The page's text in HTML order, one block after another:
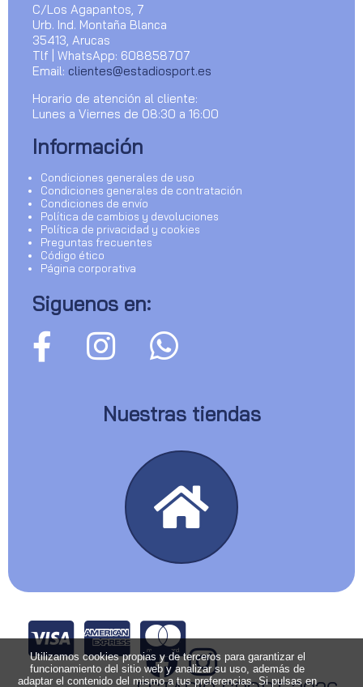
C/Los Agapantos, 7
Urb. Ind. Montaña Blanca
35413, Arucas
Tlf | WhatsApp: 608858707
Email: clientes@estadiosport.es
Horario de atención al cliente:
Lunes a Viernes de 08:30 a 16:00
Información
Condiciones generales de uso
Condiciones generales de contratación
Condiciones de envío
Política de cambios y devoluciones
Política de privacidad y cookies
Preguntas frecuentes
Código ético
Página corporativa
Siguenos en:
Nuestras tiendas
Utilizamos cookies propias y de terceros para garantizar el
funcionamiento del sitio web y analizar su uso, además de
adaptar el contenido del mismo a tus preferencias. Si pulsas en